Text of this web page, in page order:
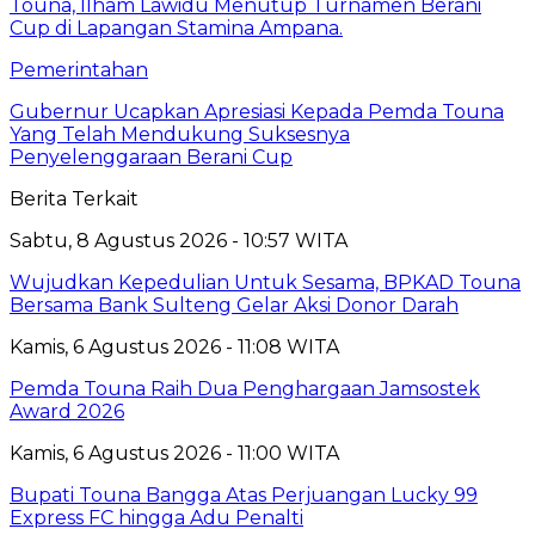
Pemerintahan
Gubernur Ucapkan Apresiasi Kepada Pemda Touna
Yang Telah Mendukung Suksesnya
Penyelenggaraan Berani Cup
Berita Terkait
Sabtu, 8 Agustus 2026 - 10:57 WITA
Wujudkan Kepedulian Untuk Sesama, BPKAD Touna
Bersama Bank Sulteng Gelar Aksi Donor Darah
Kamis, 6 Agustus 2026 - 11:08 WITA
Pemda Touna Raih Dua Penghargaan Jamsostek
Award 2026
Kamis, 6 Agustus 2026 - 11:00 WITA
Bupati Touna Bangga Atas Perjuangan Lucky 99
Express FC hingga Adu Penalti